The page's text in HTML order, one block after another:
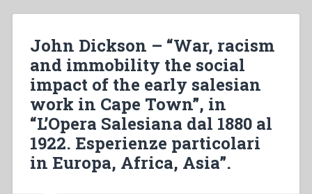
la
Parola
di
Dio.
Intervista
a
don
Domenico
Machetta”
John Dickson – “War, racism
and immobility the social
impact of the early salesian
work in Cape Town”, in
“L’Opera Salesiana dal 1880 al
1922. Esperienze particolari
in Europa, Africa, Asia”.